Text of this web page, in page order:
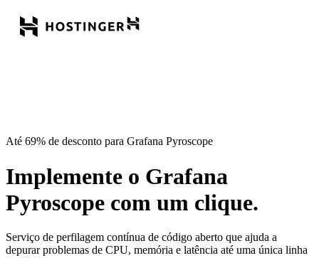
Até 69% de desconto para Grafana Pyroscope
Implemente o Grafana
Pyroscope com um clique.
Serviço de perfilagem contínua de código aberto que ajuda a
depurar problemas de CPU, memória e latência até uma única linha